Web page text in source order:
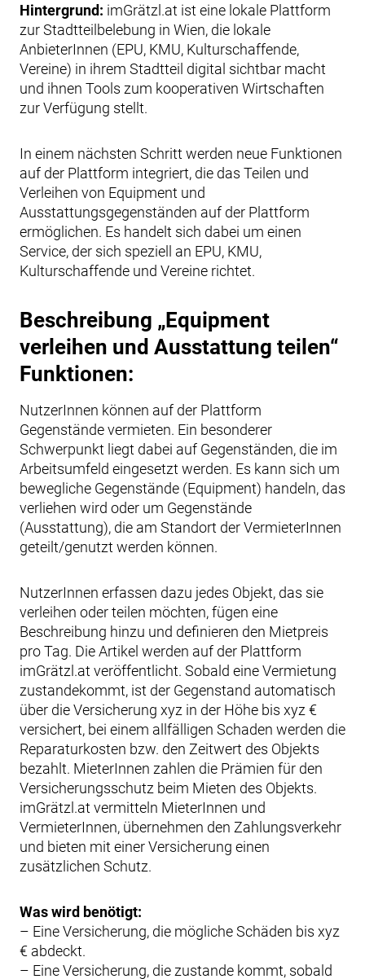
Hintergrund: imGrätzl.at ist eine lokale Plattform
zur Stadtteilbelebung in Wien, die lokale
AnbieterInnen (EPU, KMU, Kulturschaffende,
Vereine) in ihrem Stadtteil digital sichtbar macht
und ihnen Tools zum kooperativen Wirtschaften
zur Verfügung stellt.
In einem nächsten Schritt werden neue Funktionen
auf der Plattform integriert, die das Teilen und
Verleihen von Equipment und
Ausstattungsgegenständen auf der Plattform
ermöglichen. Es handelt sich dabei um einen
Service, der sich speziell an EPU, KMU,
Kulturschaffende und Vereine richtet.
Beschreibung „Equipment
verleihen und Ausstattung teilen“
Funktionen:
NutzerInnen können auf der Plattform
Gegenstände vermieten. Ein besonderer
Schwerpunkt liegt dabei auf Gegenständen, die im
Arbeitsumfeld eingesetzt werden. Es kann sich um
bewegliche Gegenstände (Equipment) handeln, das
verliehen wird oder um Gegenstände
(Ausstattung), die am Standort der VermieterInnen
geteilt/genutzt werden können.
NutzerInnen erfassen dazu jedes Objekt, das sie
verleihen oder teilen möchten, fügen eine
Beschreibung hinzu und definieren den Mietpreis
pro Tag. Die Artikel werden auf der Plattform
imGrätzl.at veröffentlicht. Sobald eine Vermietung
zustandekommt, ist der Gegenstand automatisch
über die Versicherung xyz in der Höhe bis xyz €
versichert, bei einem allfälligen Schaden werden die
Reparaturkosten bzw. den Zeitwert des Objekts
bezahlt. MieterInnen zahlen die Prämien für den
Versicherungsschutz beim Mieten des Objekts.
imGrätzl.at vermitteln MieterInnen und
VermieterInnen, übernehmen den Zahlungsverkehr
und bieten mit einer Versicherung einen
zusätzlichen Schutz.
Was wird benötigt:
– Eine Versicherung, die mögliche Schäden bis xyz
€ abdeckt.
– Eine Versicherung, die zustande kommt, sobald